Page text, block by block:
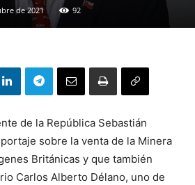
de 2021 92
de la República Sebastián
sobre la venta de la Minera
Británicas y que también
Carlos Alberto Délano, uno de